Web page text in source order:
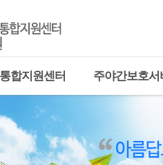
합지원센터 주야간보호서